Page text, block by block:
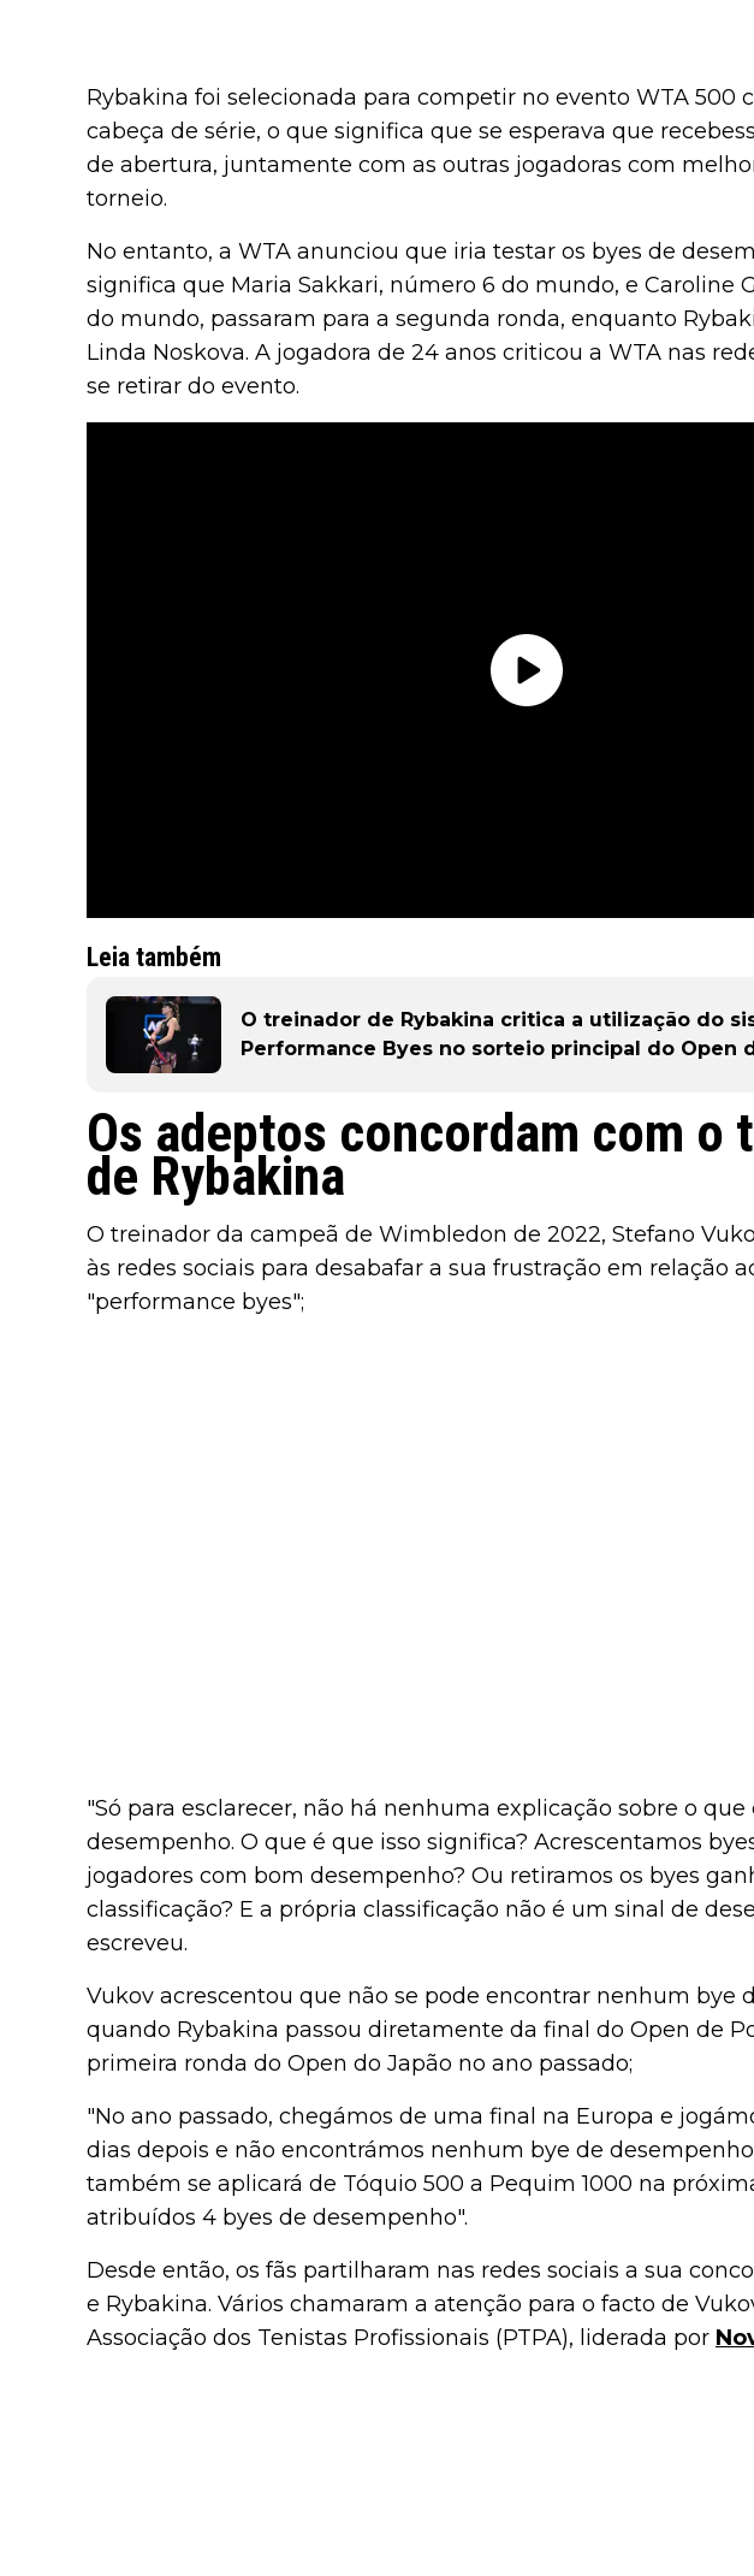
Rybakina foi selecionada para competir no evento WTA 500
cabeça de série, o que significa que se esperava que
de abertura, juntamente com as outras jogadoras com
torneio.
No entanto, a WTA anunciou que iria testar os byes de
significa que Maria Sakkari, número 6 do mundo, e Caroline
do mundo, passaram para a segunda ronda, enquanto
Linda Noskova. A jogadora de 24 anos criticou a WTA nas
se retirar do evento.
Leia também
O treinador de Rybakina critica a utilização do
Performance Byes no sorteio principal do Open
Os adeptos concordam com o
de Rybakina
O treinador da campeã de Wimbledon de 2022, Stefano
às redes sociais para desabafar a sua frustração em relação
"performance byes";
"Só para esclarecer, não há nenhuma explicação sobre o
desempenho. O que é que isso significa? Acrescentamos
jogadores com bom desempenho? Ou retiramos os byes
classificação? E a própria classificação não é um sinal de
escreveu.
Vukov acrescentou que não se pode encontrar nenhum bye
quando Rybakina passou diretamente da final do Open de
primeira ronda do Open do Japão no ano passado;
"No ano passado, chegámos de uma final na Europa e
dias depois e não encontrámos nenhum bye de
também se aplicará de Tóquio 500 a Pequim 1000 na
atribuídos 4 byes de desempenho".
Desde então, os fãs partilharam nas redes sociais a sua
e Rybakina. Vários chamaram a atenção para o facto de
Associação dos Tenistas Profissionais (PTPA), liderada por